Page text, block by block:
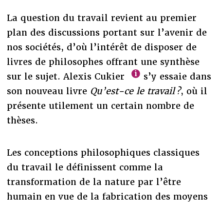
La question du travail revient au premier
plan des discussions portant sur l’avenir de
nos sociétés, d’où l’intérêt de disposer de
livres de philosophes offrant une synthèse
sur le sujet. Alexis Cukier
s’y essaie dans
son nouveau livre Qu’est-ce le travail ?, où il
présente utilement un certain nombre de
thèses.
Les conceptions philosophiques classiques
du travail le définissent comme la
transformation de la nature par l’être
humain en vue de la fabrication des moyens